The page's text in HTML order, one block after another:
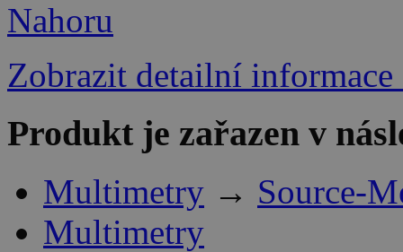
Nahoru
Zobrazit detailní informace
Produkt je zařazen v
Multimetry → Source-
Multimetry